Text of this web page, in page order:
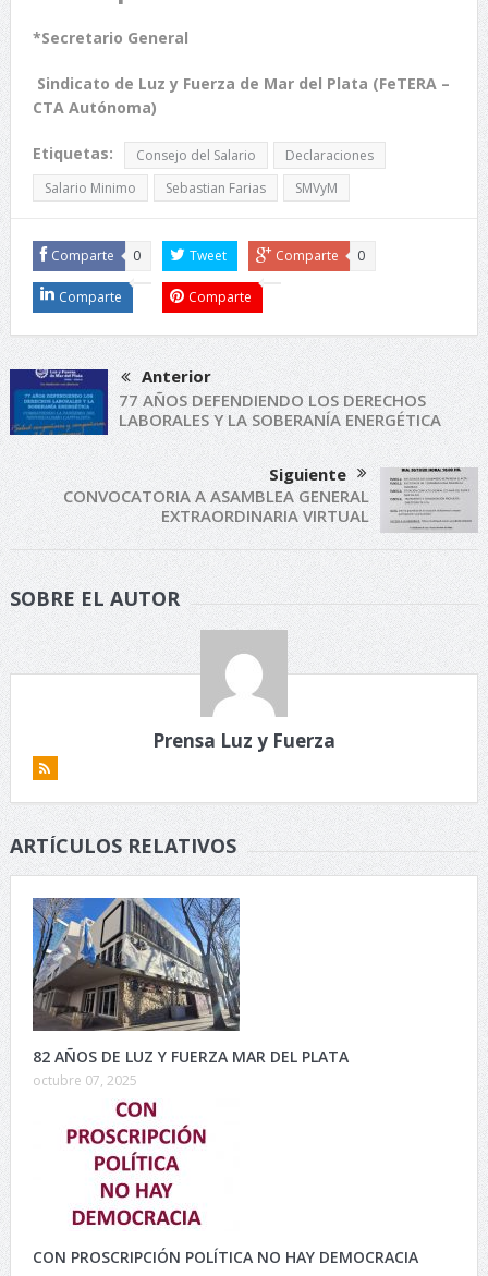
*Secretario General
Sindicato de Luz y Fuerza de Mar del Plata (FeTERA –
CTA Autónoma)
Etiquetas: Consejo del Salario
Declaraciones
Salario Minimo
Sebastian Farias SMVyM
Comparte 0 Tweet Comparte 0
Comparte Comparte
Anterior
77 AÑOS DEFENDIENDO LOS DERECHOS
LABORALES Y LA SOBERANÍA ENERGÉTICA
Siguiente
CONVOCATORIA A ASAMBLEA GENERAL
EXTRAORDINARIA VIRTUAL
SOBRE EL AUTOR
Prensa Luz y Fuerza
ARTÍCULOS RELATIVOS
82 AÑOS DE LUZ Y FUERZA MAR DEL PLATA
octubre 07, 2025
CON PROSCRIPCIÓN POLÍTICA NO HAY DEMOCRACIA